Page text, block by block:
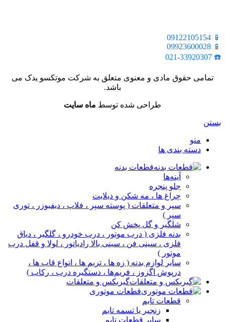
📱 09122105154
📱 09923600028
☎️ 021-33920307
تمامی حقوق مادی و معنوی متعلق به شرکت موتکسو یدک می
باشد.
طراحی شده توسط ماه سایت
بستن
منو
دسته بندی ها
قطعات بدنه
آینه‌ها
جلو پنجره
چراغ‌ ها ، مه‌ شکن و دیلایت
سپر و متعلقات ( پوسته سپر ، فلاپ ، دیفیوزر ، توری
سپر )
شلگیر و گل‌ پخش‌ کن
بدنه فلزی ( درب موتور ، درب خودرو ، گلگیر ، دیاق
فلزی ، سینی فن ، سینی بالا رادیاتور ، لولا و قفل درب
موتور )
سایر لوازم بدنه ( زه ها ، تریم ها ، انواع قاب ها ،
درپوش اگزوز ، فریم‌ها ، دستگیره درب ، رکاب )
گیربکس و متعلقات
قطعات موتوری
قطعات تایم
زنجیر یا تسمه تایم
سایر قطعات تایم